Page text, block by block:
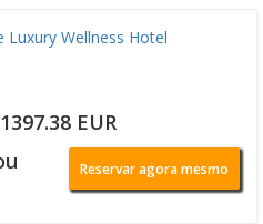
Luxury Wellness Hotel
EUR
Reservar agora mesmo